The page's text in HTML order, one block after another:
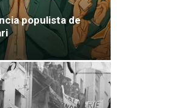
populista de